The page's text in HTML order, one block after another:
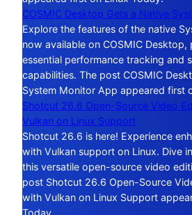
COSMIC Desktop Gets a Native
Explore the features of the native
now available on COSMIC
essential performance tracking and
capabilities. The post COSMIC
System Monitor App appeared first
Shotcut 26.6 Open-Source Video
Vulkan on Linux Support
Shotcut 26.6 is here! Experience
with Vulkan support on Linux. Dive
this versatile open-source video
post Shotcut 26.6 Open-Source
with Vulkan on Linux Support
Today.